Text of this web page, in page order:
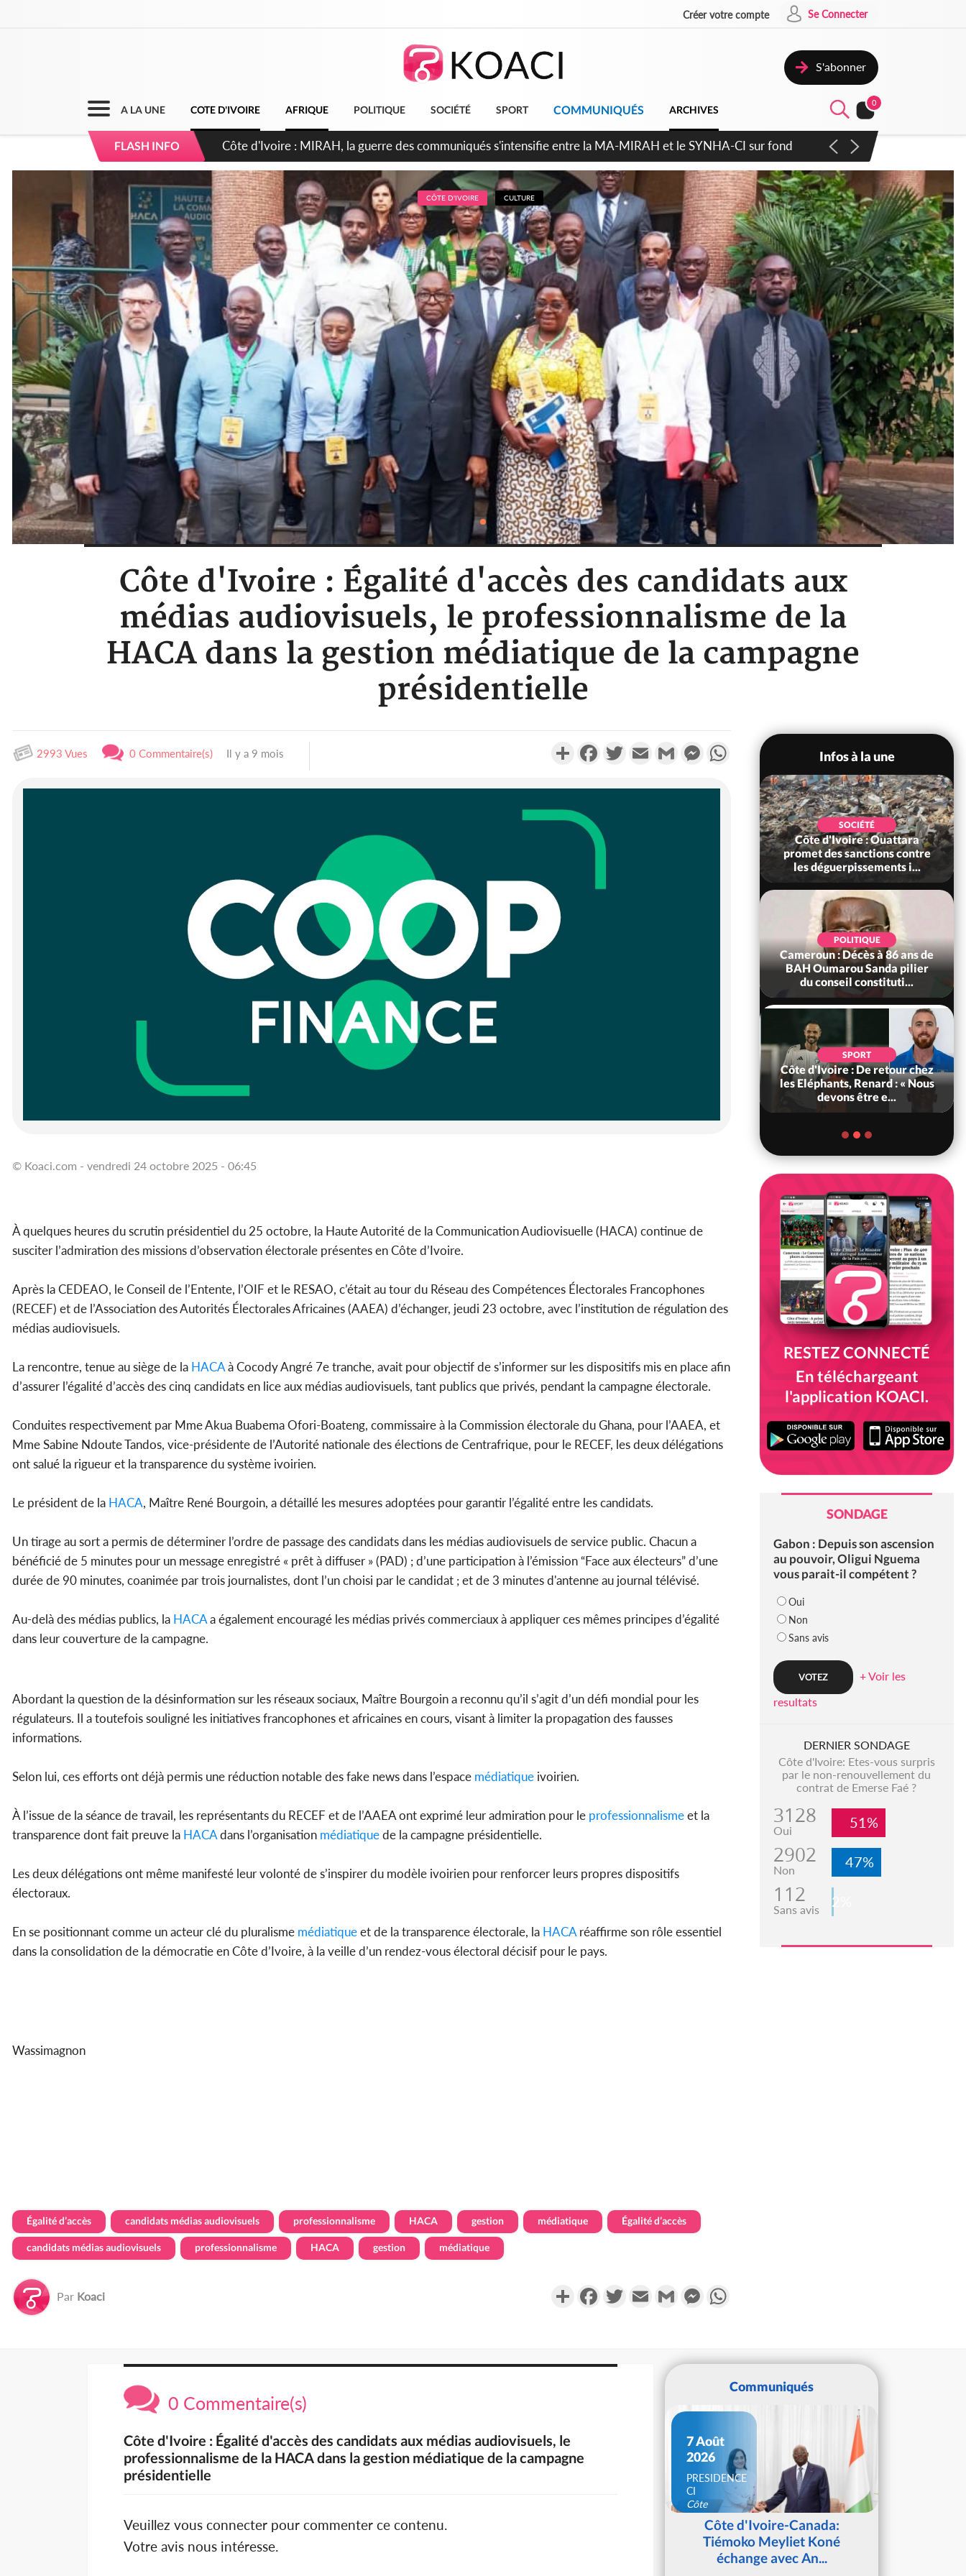
Créer votre compte Se Connecter
S'abonner
A LA UNE COTE D'IVOIRE AFRIQUE POLITIQUE SOCIÉTÉ SPORT COMMUNIQUÉS ARCHIVES
0
FLASH INFO Côte d'Ivoire : Indépendance 2026, Thiam plaide pour un environnement démocratique plus apaisé
CÔTE D'IVOIRE CULTURE
Côte d'Ivoire : Égalité d'accès des candidats aux
médias audiovisuels, le professionnalisme de la
HACA dans la gestion médiatique de la campagne
présidentielle
2993 Vues 0 Commentaire(s) Il y a 9 mois PartagerFacebookTwitterEmail Gmail MessengerWhatsApp
© Koaci.com - vendredi 24 octobre 2025 - 06:45
À quelques heures du scrutin présidentiel du 25 octobre, la Haute Autorité de la Communication Audiovisuelle (HACA) continue de
susciter l’admiration des missions d’observation électorale présentes en Côte d’Ivoire.
Après la CEDEAO, le Conseil de l’Entente, l’OIF et le RESAO, c’était au tour du Réseau des Compétences Électorales Francophones
(RECEF) et de l’Association des Autorités Électorales Africaines (AAEA) d’échanger, jeudi 23 octobre, avec l’institution de régulation des
médias audiovisuels.
La rencontre, tenue au siège de la HACAà Cocody Angré 7e tranche, avait pour objectif de s’informer sur les dispositifs mis en place afin
d’assurer l’égalité d’accès des cinq candidats en lice aux médias audiovisuels, tant publics que privés, pendant la campagne électorale.
Conduites respectivement par Mme Akua Buabema Ofori-Boateng, commissaire à la Commission électorale du Ghana, pour l’AAEA, et
Mme Sabine Ndoute Tandos, vice-présidente de l’Autorité nationale des élections de Centrafrique, pour le RECEF, les deux délégations
ont salué la rigueur et la transparence du système ivoirien.
Le président de la HACA, Maître René Bourgoin, a détaillé les mesures adoptées pour garantir l’égalité entre les candidats.
Un tirage au sort a permis de déterminer l’ordre de passage des candidats dans les médias audiovisuels de service public. Chacun a
bénéficié de 5 minutes pour un message enregistré « prêt à diffuser » (PAD) ; d’une participation à l’émission “Face aux électeurs” d’une
durée de 90 minutes, coanimée par trois journalistes, dont l’un choisi par le candidat ; et de 3 minutes d'antenne au journal télévisé.
Au-delà des médias publics, la HACAa également encouragé les médias privés commerciaux à appliquer ces mêmes principes d’égalité
dans leur couverture de la campagne.
Abordant la question de la désinformation sur les réseaux sociaux, Maître Bourgoin a reconnu qu’il s’agit d’un défi mondial pour les
régulateurs. Il a toutefois souligné les initiatives francophones et africaines en cours, visant à limiter la propagation des fausses
informations.
Selon lui, ces efforts ont déjà permis une réduction notable des fake news dans l’espace médiatique ivoirien.
À l’issue de la séance de travail, les représentants du RECEF et de l’AAEA ont exprimé leur admiration pour le professionnalismeet la
transparence dont fait preuve la HACAdans l’organisation médiatiquede la campagne présidentielle.
Les deux délégations ont même manifesté leur volonté de s’inspirer du modèle ivoirien pour renforcer leurs propres dispositifs
électoraux.
En se positionnant comme un acteur clé du pluralisme médiatiqueet de la transparence électorale, la HACAréaffirme son rôle essentiel
dans la consolidation de la démocratie en Côte d’Ivoire, à la veille d’un rendez-vous électoral décisif pour le pays.
Wassimagnon
Égalité d’accès candidats médias audiovisuels professionnalisme HACA gestion médiatique Égalité d’accès
candidats médias audiovisuels professionnalisme HACA gestion médiatique
Par Koaci PartagerFacebookTwitterEmail Gmail Messenger
Infos à la une
Côte d'Ivoire : Après le pari
réussi du 66e anniversaire,
SOCIÉTÉ
Côte d'Ivoire : Ouattara
promet des sanctions contre
les déguerpissements i...
POLITIQUE
Cameroun : Décès à 86 ans de
BAH Oumarou Sanda pilier
du conseil constituti...
SPORT
Côte d'Ivoire : De retour chez
les Eléphants, Renard : « Nous
devons être e...
RESTEZ CONNECTÉ
En téléchargeant
l'application KOACI.
SONDAGE
Gabon : Depuis son ascension
au pouvoir, Oligui Nguema
vous parait-il compétent ?
Oui
Non
Sans avis
+ Voir les
resultats
DERNIER SONDAGE
Côte d'Ivoire: Etes-vous surpris
par le non-renouvellement du
contrat de Emerse Faé ?
3128
Oui 51%
2902
Non 47%
112
Sans avis 2%
0 Commentaire(s)
Côte d'Ivoire : Égalité d'accès des candidats aux médias audiovisuels, le
professionnalisme de la HACA dans la gestion médiatique de la campagne
présidentielle
Veuillez vous connecter pour commenter ce contenu.
Votre avis nous intéresse.
Communiqués
7 Août
2026
PRESIDENCE
CI
Côte
d'IvoireCôte d'Ivoire-Canada:
Tiémoko Meyliet Koné
échange avec An...